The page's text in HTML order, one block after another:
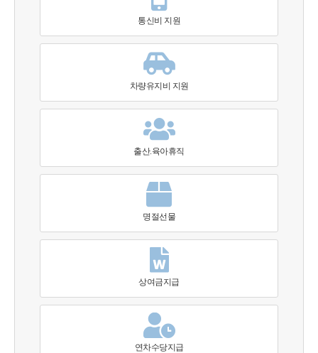
통신비 지원
차량유지비 지원
출산.육아휴직
명절선물
상여금지급
연차수당지급